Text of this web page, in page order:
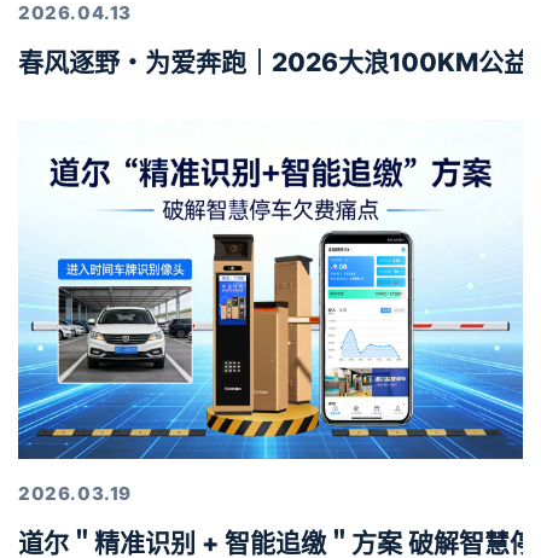
2026.04.13
春风逐野・为爱奔跑｜2026大浪100KM公益
2026.03.19
道尔＂精准识别 + 智能追缴＂方案 破解智慧